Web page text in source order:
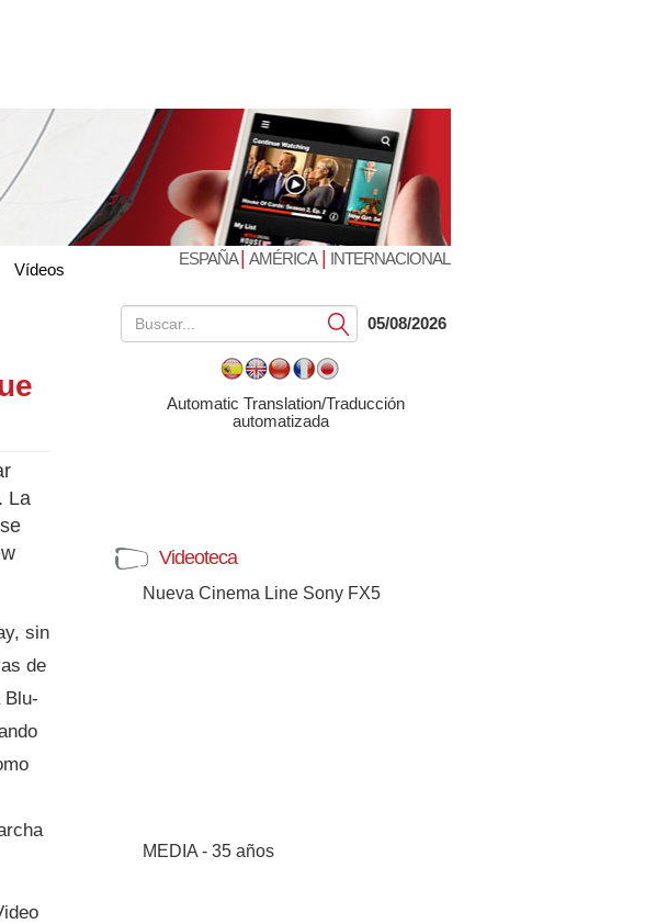
Vídeos
ESPAÑA| AMÉRICA| INTERNACIONAL
La
sin
de
Blu-
Submit05/08/2026
Automatic Translation/Traducción
automatizada
Videoteca
Nueva Cinema Line Sony FX5
MEDIA - 35 años